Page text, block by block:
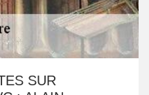
SUR